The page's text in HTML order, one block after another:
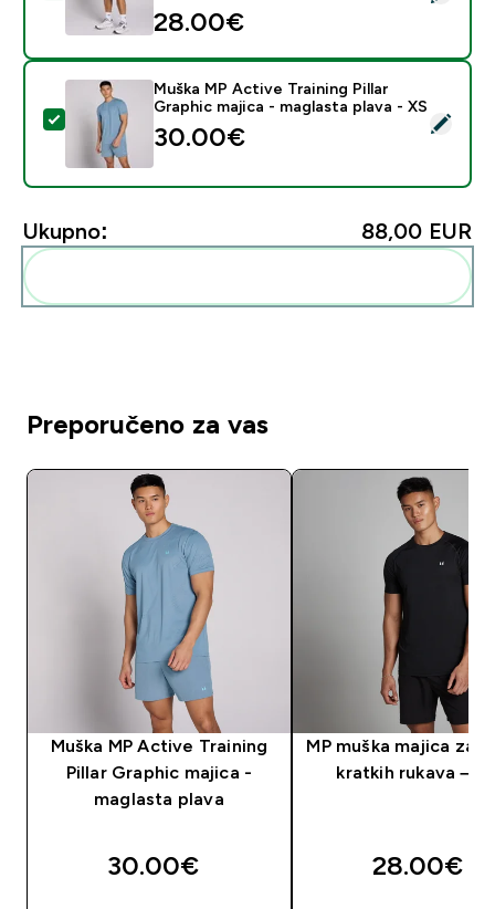
28.00€‎
Odaberi ovaj proizvod - Muška MP Active Training
Muška MP Active Training Pillar
Graphic majica - maglasta plava - XS
30.00€‎
Ukupno: 88,00 EUR‎
Preporučeno za vas
Muška MP Active Training
Pillar Graphic majica -
maglasta plava
30.00€‎
MP muška majica za
kratkih rukava –
28.00€‎